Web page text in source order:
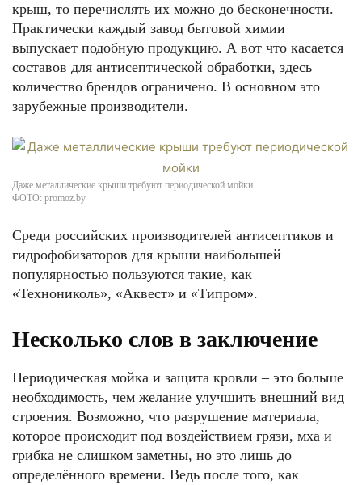
крыш, то перечислять их можно до бесконечности.
Практически каждый завод бытовой химии
выпускает подобную продукцию. А вот что касается
составов для антисептической обработки, здесь
количество брендов ограничено. В основном это
зарубежные производители.
Даже металлические крыши требуют периодической мойки
ФОТО: promoz.by
Среди российских производителей антисептиков и
гидрофобизаторов для крыши наибольшей
популярностью пользуются такие, как
«Технониколь», «Аквест» и «Типром».
Несколько слов в заключение
Периодическая мойка и защита кровли – это больше
необходимость, чем желание улучшить внешний вид
строения. Возможно, что разрушение материала,
которое происходит под воздействием грязи, мха и
грибка не слишком заметны, но это лишь до
определённого времени. Ведь после того, как